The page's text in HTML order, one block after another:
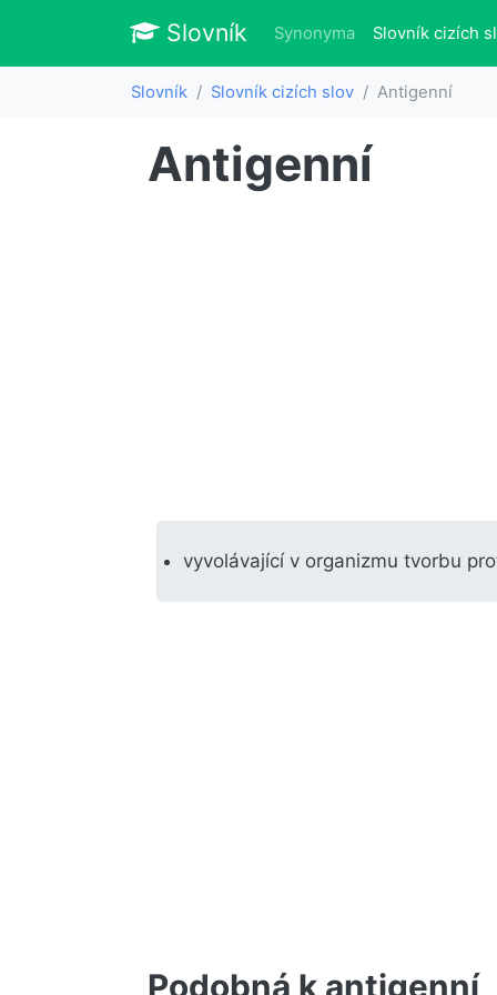
Slovník Slovník
Synonyma Slovník cizích
Slovník Slovník cizích slov Antigenní
Antigenní
vyvolávající v organizmu tvorbu
Podobná k antigenní